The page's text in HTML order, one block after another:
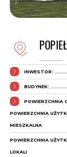
INWESTOR:
BUDYNEK:
POWIERZCHNIA
POWIERZCHNIA
MIESZKALNA
POWIERZCHNIA
LOKALI